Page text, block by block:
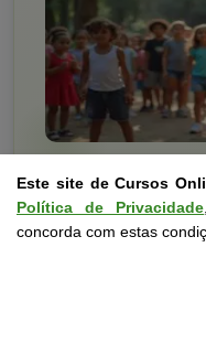
Educação Física,
Este site de Cursos
Política de Privacidade
concorda com estas
Contato Cursos